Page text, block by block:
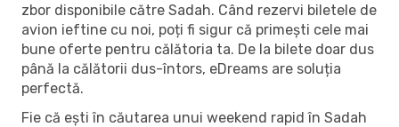
zbor disponibile către Sadah. Când rezervi biletele de
avion ieftine cu noi, poți fi sigur că primești cele mai
bune oferte pentru călătoria ta. De la bilete doar dus
până la călătorii dus-întors, eDreams are soluția
perfectă.
Fie că ești în căutarea unui weekend rapid în Sadah